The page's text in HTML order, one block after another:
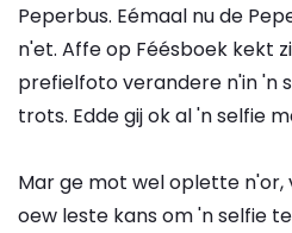
Peperbus. Eémaal nu de
n'et. Affe op Féésboek kekt
prefielfoto verandere n'in 'n
trots. Edde gij ok al 'n selfie
Mar ge mot wel oplette n'or,
oew leste kans om 'n selfie